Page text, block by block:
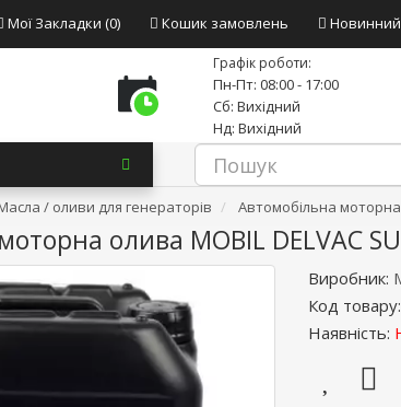
Мої Закладки (0) Кошик замовлень Новинний
Графік роботи:
Пн-Пт: 08:00 - 17:00
Сб: Вихідний
Нд: Вихідний
/ оливи для генераторів Автомобільна моторна
олива MOBIL DELVAC
Виробник:
Код товару:
Наявність: